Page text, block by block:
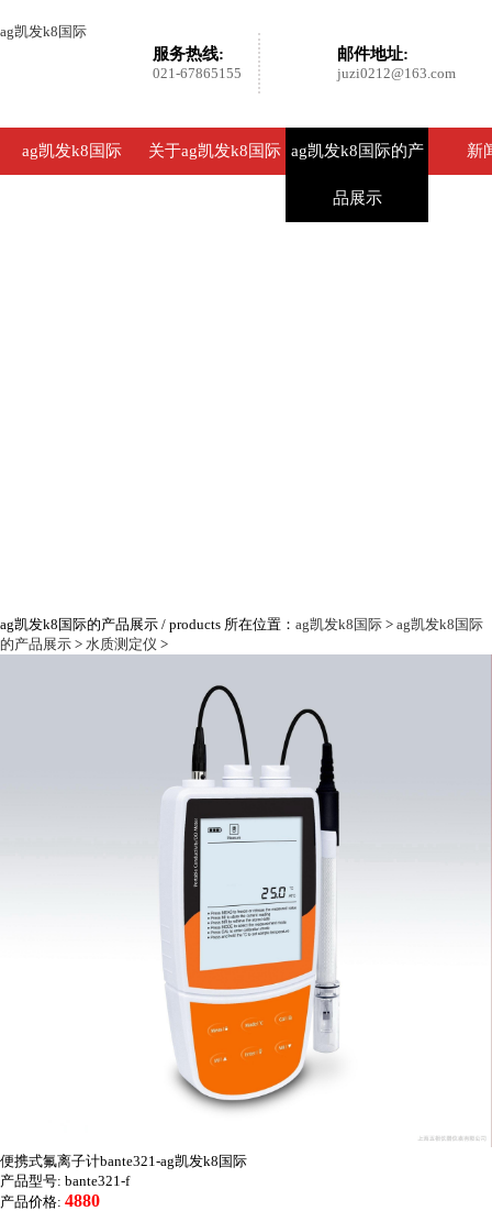
ag凯发k8国际
邮件地址:
juzi0212@163.com
服务热线:
021-67865155
ag凯发k8国际 关于ag凯发k8国际 ag凯发k8国际的产
品展示
新
ag凯发k8国际的产品展示 / products 所在位置： ag凯发k8国际 > ag凯发k8国际
的产品展示 > 水质测定仪 >
便携式氟离子计bante321-ag凯发k8国际
产品型号: bante321-f
产品价格: 4880